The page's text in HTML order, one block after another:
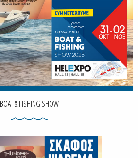
BOAT & FISHING SHOW